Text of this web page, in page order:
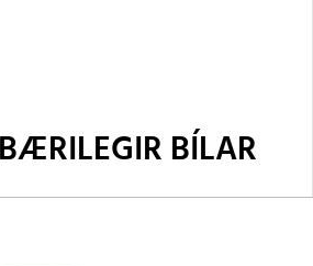
BÍLAR